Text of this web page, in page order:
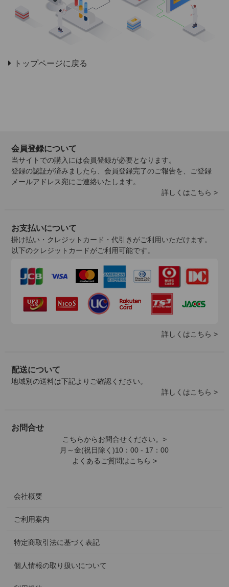
トップページに戻る
会員登録について
当サイトでの購入には会員登録が必要となります。
登録の認証が済みましたら、会員登録完了のご報告を、ご登録
メールアドレス宛にご連絡いたします。
詳しくはこちら >
お支払いについて
掛け払い・クレジットカード・代引きがご利用いただけます。
以下のクレジットカードがご利用可能です。
詳しくはこちら >
配送について
地域別の送料は下記よりご確認ください。
詳しくはこちら >
お問合せ
こちらからお問合せください。>
月～金(祝日除く)10：00 - 17：00
よくあるご質問はこちら >
会社概要
ご利用案内
特定商取引法に基づく表記
個人情報の取り扱いについて